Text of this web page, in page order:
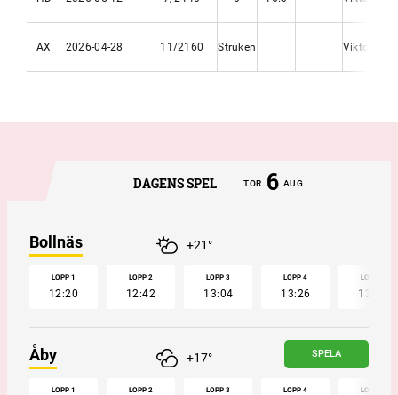
AX 2026-04-28 11/2160 Struken Viktor
DAGENS SPEL TOR 6 AUG
Bollnäs +21°
LOPP 1
12:20
LOPP 2
12:42
LOPP 3
13:04
LOPP 4
13:26
LOPP 5
13:47
Åby +17° SPELA
LOPP 1 LOPP 2 LOPP 3 LOPP 4 LOPP 5